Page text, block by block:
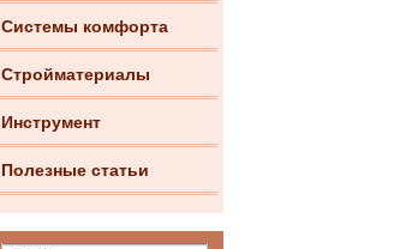
Системы комфорта
Стройматериалы
Инструмент
Полезные статьи